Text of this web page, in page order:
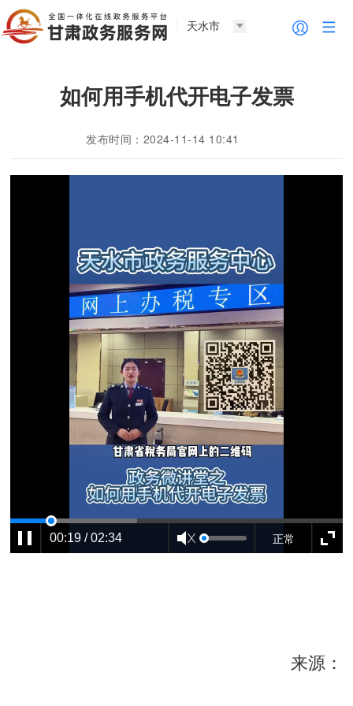
天水市
如何用手机代开电子发票
发布时间：2024-11-14 10:41
00:19 / 02:34 正常
来源：